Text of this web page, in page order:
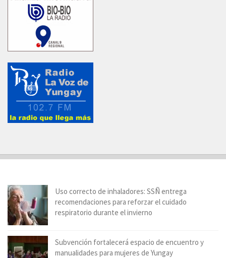
Uso correcto de inhaladores: SSÑ entrega
recomendaciones para reforzar el cuidado
respiratorio durante el invierno
Subvención fortalecerá espacio de encuentro y
manualidades para mujeres de Yungay